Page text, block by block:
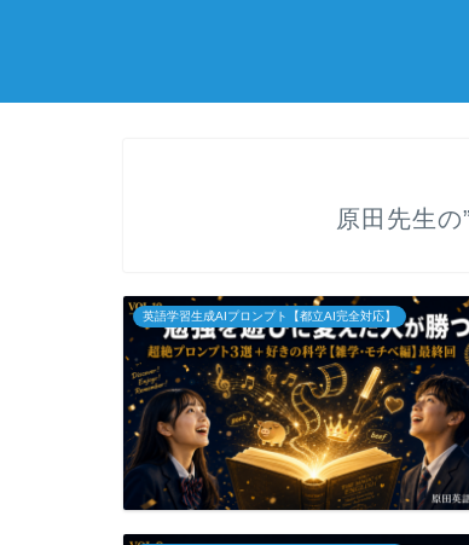
原田先生
英語学習生成AIプロンプト【都立AI完全対応】